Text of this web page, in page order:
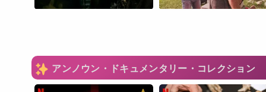
アンノウン・ドキュメンタリー・コレクション